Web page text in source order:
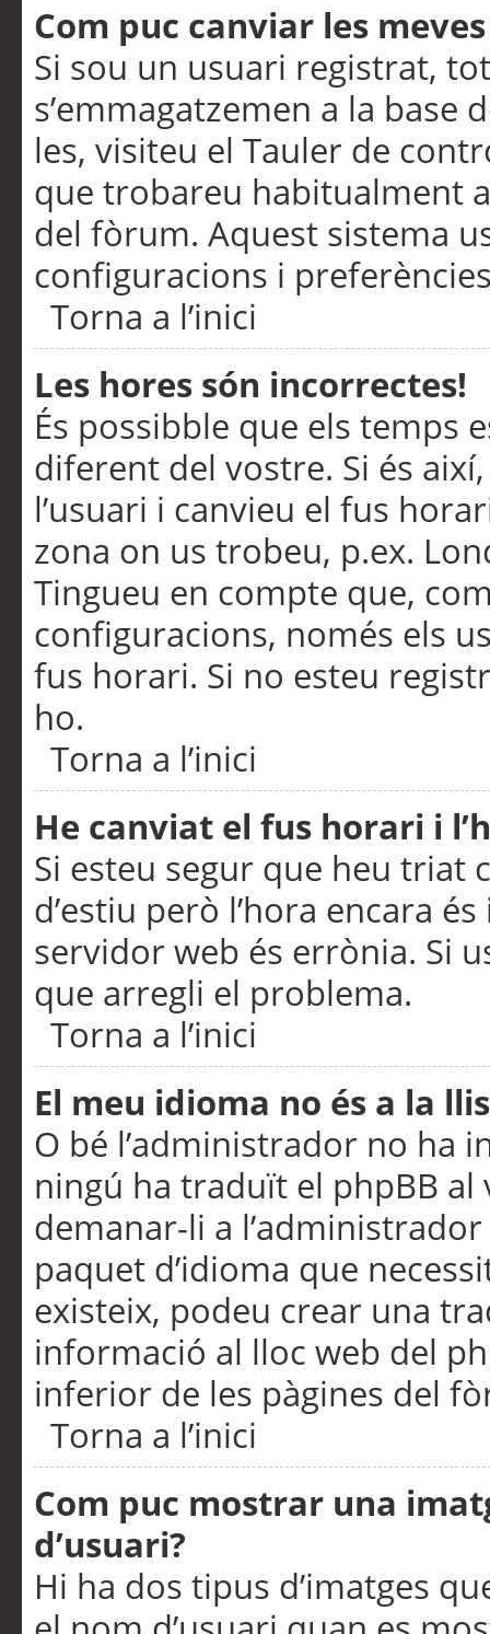
Com puc canviar les
Si sou un usuari registrat,
s’emmagatzemen a la
les, visiteu el Tauler de
que trobareu habitualment
del fòrum. Aquest sistema
configuracions i
Torna a l’inici
Les hores són incorrectes!
És possibble que els temps
diferent del vostre. Si és
l’usuari i canvieu el fus
zona on us trobeu, p.ex.
Tingueu en compte que,
configuracions, només els
fus horari. Si no esteu
ho.
Torna a l’inici
He canviat el fus horari i
Si esteu segur que heu triat
d’estiu però l’hora encara
servidor web és errònia. Si
que arregli el problema.
Torna a l’inici
El meu idioma no és a la
O bé l’administrador no ha
ningú ha traduït el phpBB
demanar-li a
paquet d’idioma que
existeix, podeu crear una
informació al lloc web del
inferior de les pàgines del
Torna a l’inici
Com puc mostrar una
d’usuari?
Hi ha dos tipus d’imatges